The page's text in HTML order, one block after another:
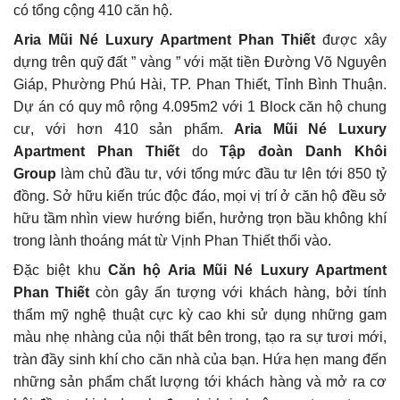
có tổng cộng 410 căn hộ.
Aria Mũi Né Luxury Apartment Phan Thiết được xây
dựng trên quỹ đất ” vàng ” với mặt tiền Đường Võ Nguyên
Giáp, Phường Phú Hài, TP. Phan Thiết, Tỉnh Bình Thuận.
Dự án có quy mô rộng 4.095m2 với 1 Block căn hộ chung
cư, với hơn 410 sản phẩm. Aria Mũi Né Luxury
Apartment Phan ThiếtdoTập đoàn Danh Khôi
Group làm chủ đầu tư, với tổng mức đầu tư lên tới 850 tỷ
đồng. Sở hữu kiến trúc độc đáo, mọi vị trí ở căn hộ đều sở
hữu tầm nhìn view hướng biển, hưởng trọn bầu không khí
trong lành thoáng mát từ Vịnh Phan Thiết thổi vào.
Đặc biệt khu Căn hộ Aria Mũi Né Luxury Apartment
Phan Thiết còn gây ấn tượng với khách hàng, bởi tính
thẩm mỹ nghệ thuật cực kỳ cao khi sử dụng những gam
màu nhẹ nhàng của nội thất bên trong, tạo ra sự tươi mới,
tràn đầy sinh khí cho căn nhà của bạn. Hứa hẹn mang đến
những sản phẩm chất lượng tới khách hàng và mở ra cơ